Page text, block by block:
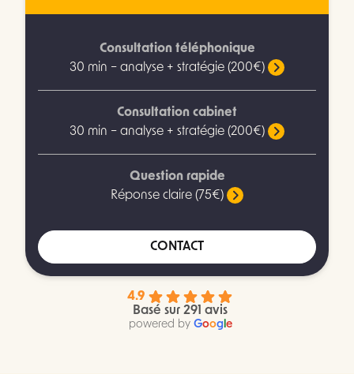
Consultation téléphonique
30 min – analyse + stratégie (200€)
Consultation cabinet
30 min – analyse + stratégie (200€)
Question rapide
Réponse claire (75€)
CONTACT
4.9
Basé sur 291 avis
powered by Googl e